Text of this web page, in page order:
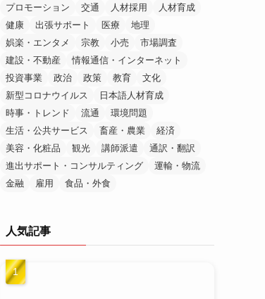
プロモーション
交通 人材採用
人材育成
健康
出張サポート 医療
地理
娯楽・エンタメ
宗教 小売
市場調査
建設・不動産
情報通信・インターネット
投資事業
政治 政策 教育
文化
新型コロナウイルス
日本語人材育成
時事・トレンド
流通
環境問題
生活・公共サービス
畜産・農業
経済
美容・化粧品
観光 講師派遣
通訳・翻訳
進出サポート・コンサルティング
運輸・物流
金融
雇用 食品・外食
人気記事